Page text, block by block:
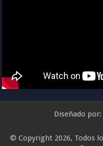
Diseñado por:
© Copyright 2026, Todos